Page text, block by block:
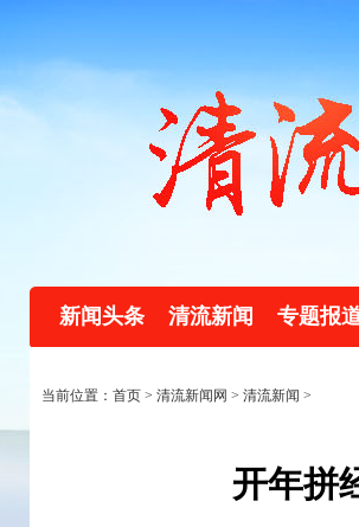
新闻头条 清流新闻 专题报
当前位置：首页 > 清流新闻网 > 清流新闻 >
开年拼